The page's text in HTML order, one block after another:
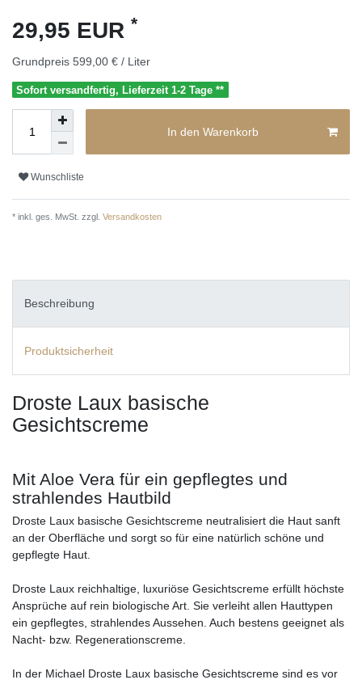
29,95 EUR *
Grundpreis 599,00 € / Liter
Sofort versandfertig, Lieferzeit 1-2 Tage **
In den Warenkorb
Wunschliste
* inkl. ges. MwSt. zzgl. Versandkosten
Beschreibung
Produktsicherheit
Droste Laux basische
Gesichtscreme
Mit Aloe Vera für ein gepflegtes und
strahlendes Hautbild
Droste Laux basische Gesichtscreme neutralisiert die Haut sanft
an der Oberfläche und sorgt so für eine natürlich schöne und
gepflegte Haut.
Droste Laux reichhaltige, luxuriöse Gesichtscreme erfüllt höchste
Ansprüche auf rein biologische Art. Sie verleiht allen Hauttypen
ein gepflegtes, strahlendes Aussehen. Auch bestens geeignet als
Nacht- bzw. Regenerationscreme.
In der Michael Droste Laux basische Gesichtscreme sind es vor